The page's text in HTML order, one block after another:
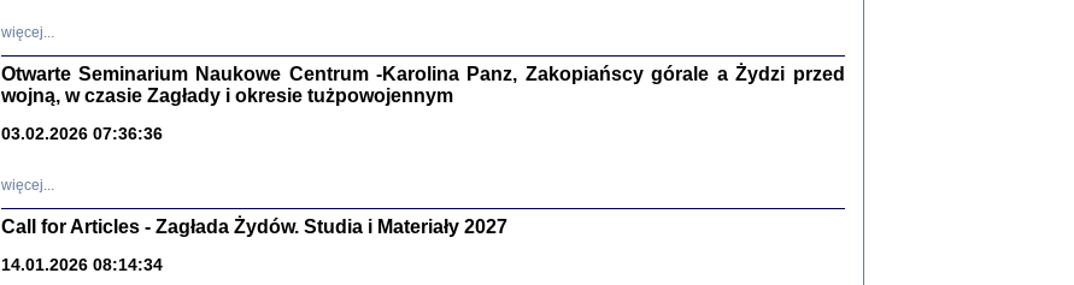
Zagłada Żydów.
więcej...
Otwarte Seminarium Naukowe Centrum -Karolina Panz, Zakopiańscy górale a Żydzi przed
wojną, w czasie Zagłady i okresie tużpowojennym
03.02.2026 07:36:36
więcej...
Call for Articles - Zagłada Żydów. Studia i Materiały 2027
14.01.2026 08:14:34